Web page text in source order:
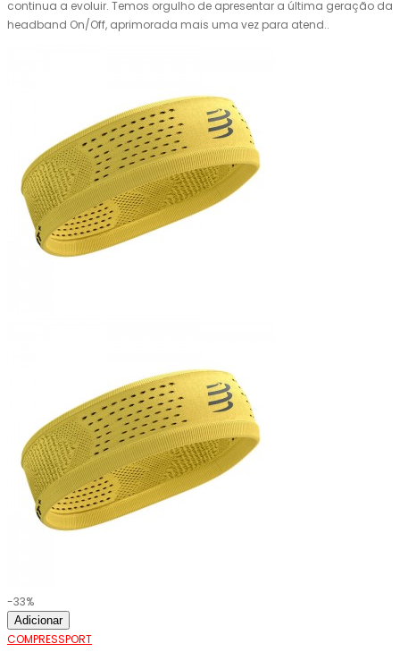
continua a evoluir. Temos orgulho de apresentar a última geração da
headband On/Off, aprimorada mais uma vez para atend..
-33%
Adicionar
COMPRESSPORT